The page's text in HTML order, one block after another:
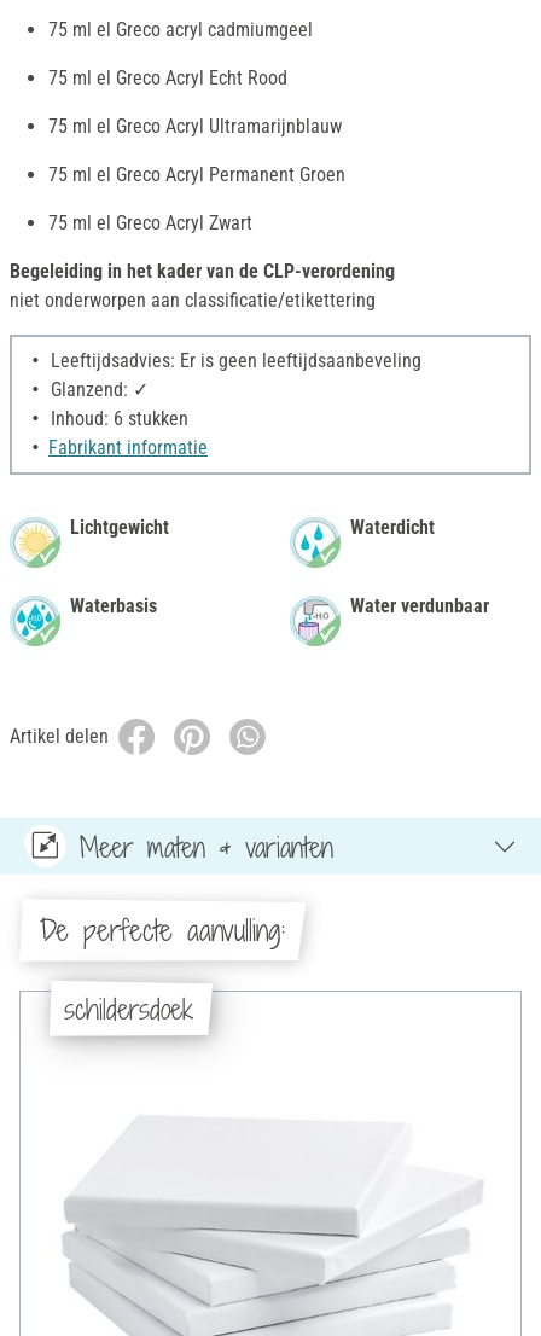
75 ml el Greco acryl cadmiumgeel
75 ml el Greco Acryl Echt Rood
75 ml el Greco Acryl Ultramarijnblauw
75 ml el Greco Acryl Permanent Groen
75 ml el Greco Acryl Zwart
Begeleiding in het kader van de CLP-verordening
niet onderworpen aan classificatie/etikettering
Leeftijdsadvies: Er is geen leeftijdsaanbeveling
Glanzend: ✓
Inhoud: 6 stukken
Fabrikant informatie
Lichtgewicht
Waterbasis
Waterdicht
Water verdunbaar
Artikel delen
Meer maten & varianten
De perfecte aanvulling:
schildersdoek